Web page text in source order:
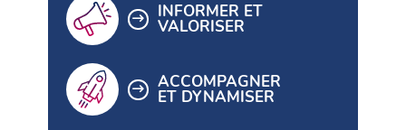
INFORMER ET
VALORISER
ACCOMPAGNER
ET DYNAMISER